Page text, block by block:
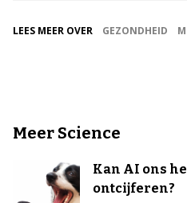
LEES MEER OVER GEZONDHEID
Meer Science
Kan AI ons
ontcijferen?